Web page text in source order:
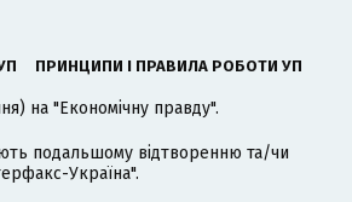
ПРИНЦИПИ І ПРАВИЛА РОБОТИ УП
на "Економічну правду".
подальшому відтворенню та/чи
Україна".